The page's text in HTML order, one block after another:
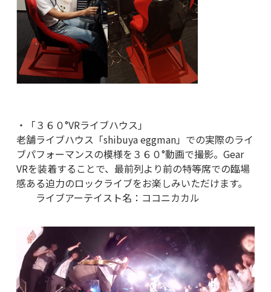
・「３６０°VRライブハウス」
老舗ライブハウス「shibuya eggman」での実際のライ
ブパフォーマンスの模様を３６０°動画で撮影。Gear
VRを装着することで、最前列より前の特等席での臨場
感ある迫力のロックライブをお楽しみいただけます。
ライブアーテイスト名：ココニカカル